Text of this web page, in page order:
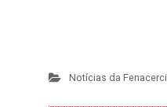
Notícias da Fenacerci